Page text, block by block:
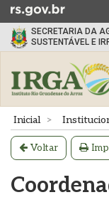
para
para
o
menu
para
busca
SECRETARIA DA
SUSTENTÁVEL E
Início
do
conteúdo
Inicial
Voltar